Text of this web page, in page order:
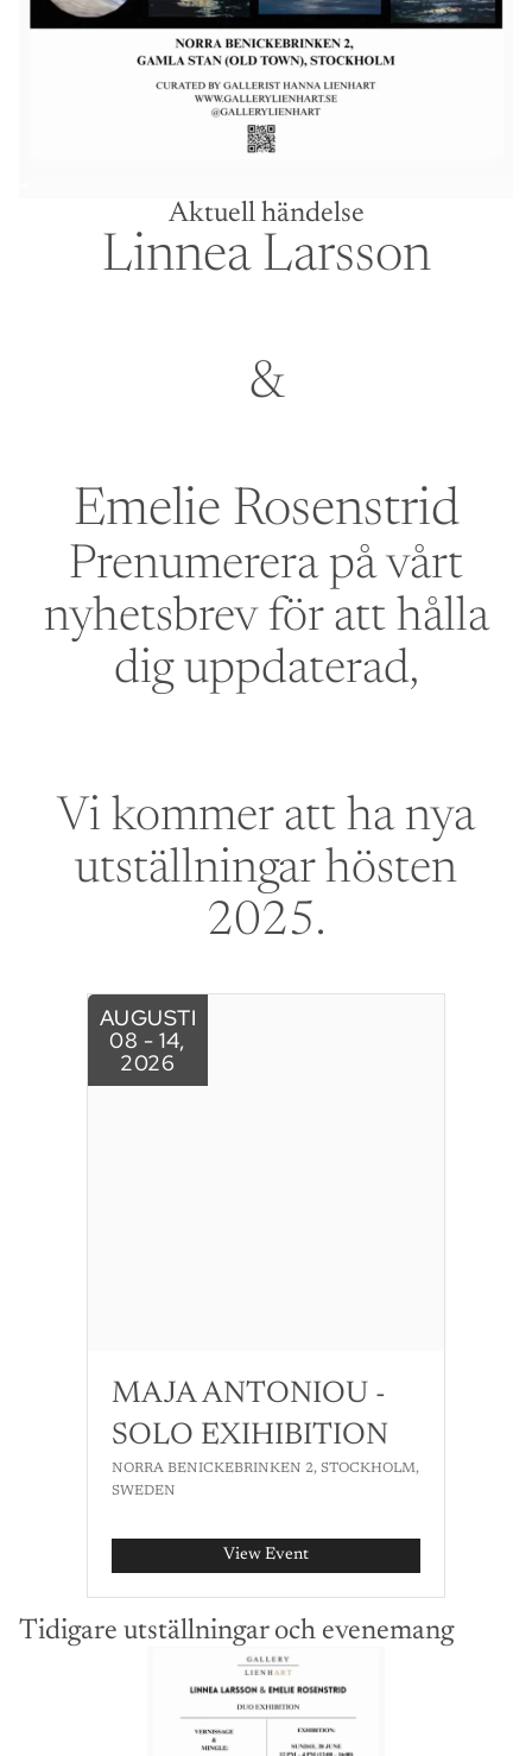
Aktuell händelse
Linnea Larsson
&
Emelie Rosenstrid
Prenumerera på vårt
nyhetsbrev för att hålla
dig uppdaterad,
Vi kommer att ha nya
utställningar hösten
2025.
AUGUSTI
08 - 14,
2026
MAJA ANTONIOU -
SOLO EXIHIBITION
NORRA BENICKEBRINKEN 2, STOCKHOLM,
SWEDEN
View Event
Tidigare utställningar och evenemang